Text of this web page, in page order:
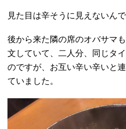
見た目は辛そうに見えないんで
後から来た隣の席のオバサマ
文していて、二人分、同じタ
のですが、お互い辛い辛いと
ていました。